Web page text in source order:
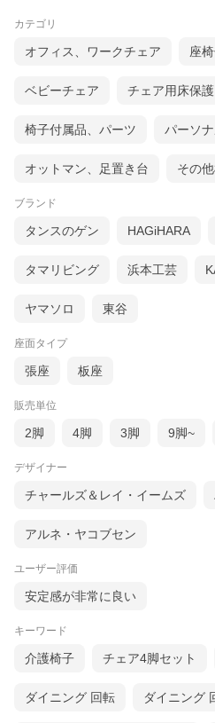
カテゴリ
オフィス、ワークチェア 座
ベビーチェア チェア用床保
椅子付属品、パーツ パーソ
オットマン、足置き台 その
ブランド
タンスのゲン HAGiHARA
タマリビング 浜本工芸
ヤマソロ 東谷
座面タイプ
張座 板座
販売単位
2脚 4脚 3脚 9脚~
デザイナー
チャールズ＆レイ・イームズ
アルネ・ヤコブセン
ユーザー評価
安定感が非常に良い
キーワード
介護椅子 チェア4脚セット
ダイニング 回転 ダイニング